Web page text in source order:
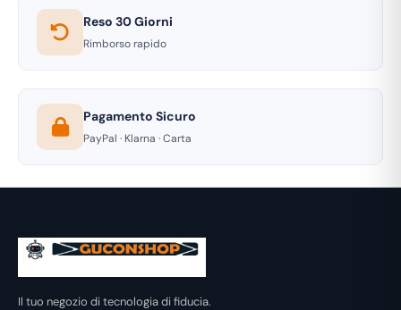
Reso 30 Giorni
Rimborso rapido
Pagamento Sicuro
PayPal · Klarna · Carta
Il tuo negozio di tecnologia di fiducia.